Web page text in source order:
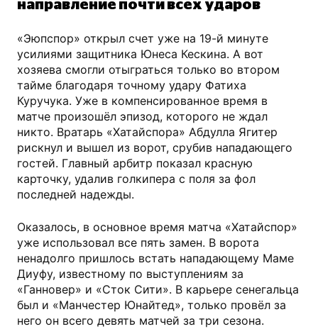
направление почти всех ударов
«Эюпспор» открыл счет уже на 19-й минуте
усилиями защитника Юнеса Кескина. А вот
хозяева смогли отыграться только во втором
тайме благодаря точному удару Фатиха
Куручука. Уже в компенсированное время в
матче произошёл эпизод, которого не ждал
никто. Вратарь «Хатайспора» Абдулла Ягитер
рискнул и вышел из ворот, срубив нападающего
гостей. Главный арбитр показал красную
карточку, удалив голкипера с поля за фол
последней надежды.
Оказалось, в основное время матча «Хатайспор»
уже использовал все пять замен. В ворота
ненадолго пришлось встать нападающему Маме
Диуфу, известному по выступлениям за
«Ганновер» и «Сток Сити». В карьере сенегальца
был и «Манчестер Юнайтед», только провёл за
него он всего девять матчей за три сезона.